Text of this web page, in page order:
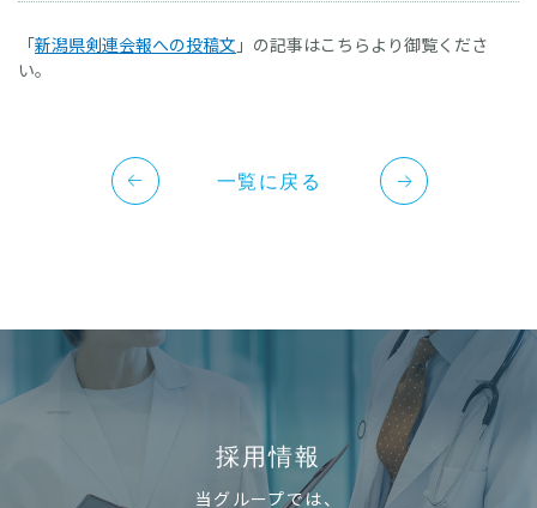
「新潟県剣連会報への投稿文 」の記事はこちらより御覧くださ
い。
一覧に戻る
採用情報
当グループでは、